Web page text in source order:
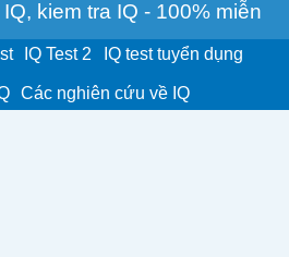
kiem tra IQ - 100% miễn
IQ Test 2
IQ test tuyển dụng
Các nghiên cứu về IQ